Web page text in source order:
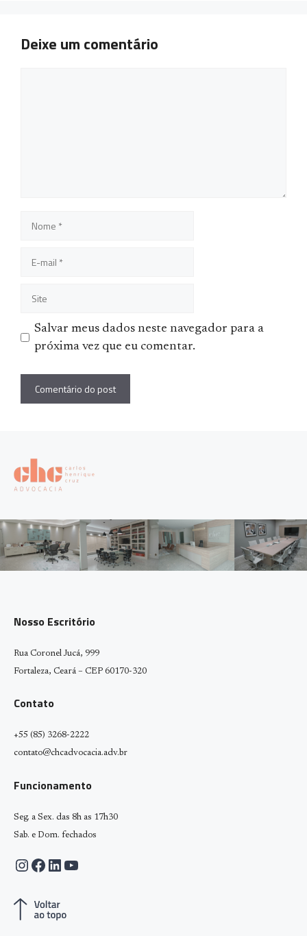
Deixe um comentário
mail
Salvar meus dados neste navegador para a
próxima vez que eu comentar.
Nosso Escritório
Rua Coronel Jucá, 999
Fortaleza, Ceará – CEP 60170-320
Contato
+55 (85) 3268-2222
contato@chcadvocacia.adv.br
Funcionamento
Seg. a Sex. das 8h as 17h30
Sab. e Dom. fechados
Instagram
Facebook
LinkedIn
Youtube